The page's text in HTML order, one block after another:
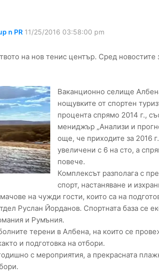
n PR 11/25/2016 03:58:00 pm
на нов тенис център. Сред новостите
Ваканционно селище
нощувките от спортен
процента спрямо 2014 г.,
мениджър „Анализи и
още, че приходите за 2016
увеличени с 6 на сто, а
повече.
Комплексът разполага с
спорт, настаняване и
на чужди гости, които са на
Руслан Йорданов. Спортната база се
и Румъния.
терени в Албена, на които се
и подготовка на отбори.
с мероприятия, а прекрасната